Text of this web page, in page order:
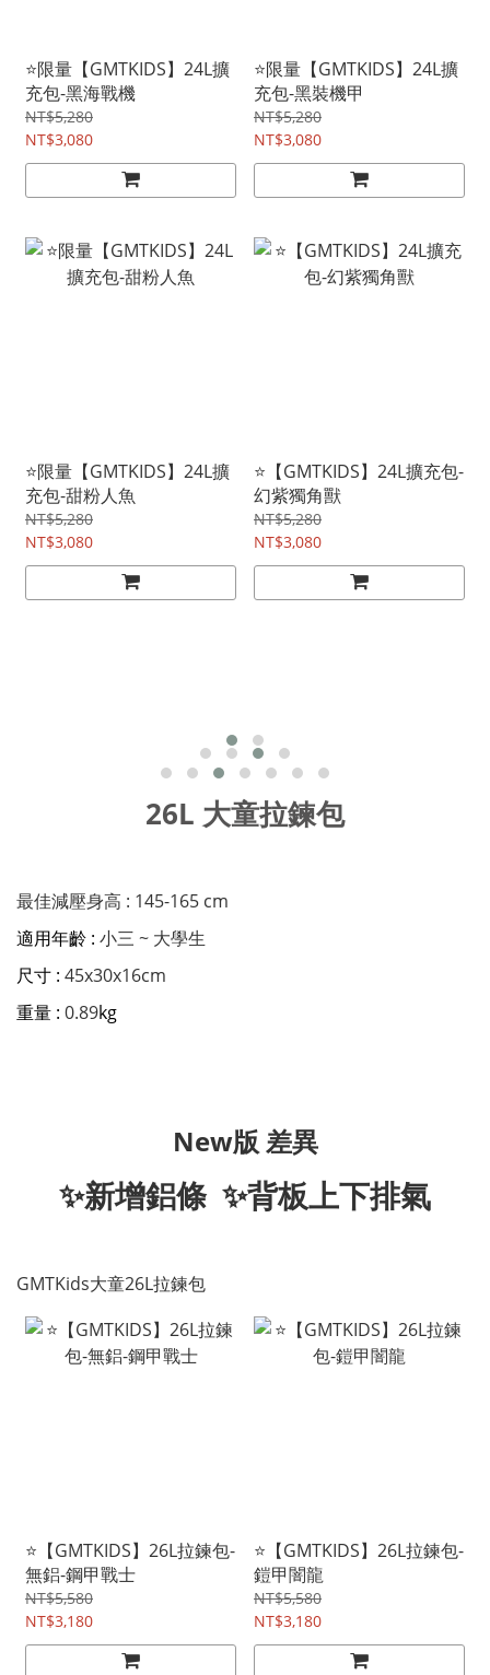
⭐限量【GMTKIDS】24L擴
充包-黑海戰機
NT$5,280
NT$3,080
⭐限量【GMTKIDS】24L擴
充包-黑裝機甲
NT$5,280
NT$3,080
⭐限量【GMTKIDS】24L擴
充包-甜粉人魚
NT$5,280
NT$3,080
⭐【GMTKIDS】24L擴充包-
幻紫獨角獸
NT$5,280
NT$3,080
26L 大童拉鍊包
最佳減壓身高 : 145-165 cm
適用年齡 : 小三 ~ 大學生
尺寸 : 45x30x16cm
重量 : 0.89kg
New版 差異
✨新增鋁條 ✨背板上下排氣
GMTKids大童26L拉鍊包
⭐【GMTKIDS】26L拉鍊包-
無鋁-鋼甲戰士
NT$5,580
NT$3,180
⭐【GMTKIDS】26L拉鍊包-
鎧甲闇龍
NT$5,580
NT$3,180